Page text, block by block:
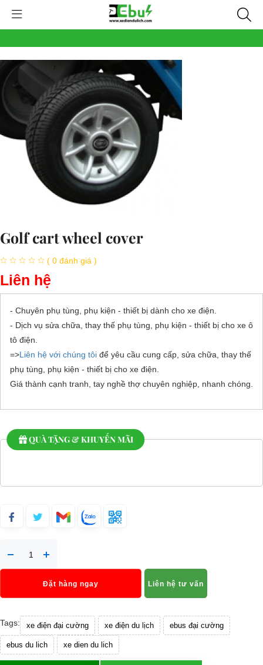
Golf cart wheel cover
( 0 đánh giá )
Liên hệ
- Chuyên phụ tùng, phụ kiện - thiết bị dành cho xe điện.
- Dịch vụ sửa chữa, thay thế phụ tùng, phụ kiện - thiết bị cho xe ô
tô điện.
=>Liên hệ với chúng tôi để yêu cầu cung cấp, sửa chữa, thay thế
phụ tùng, phụ kiện - thiết bị cho xe điện.
Giá thành cạnh tranh, tay nghề thợ chuyên nghiệp, nhanh chóng.
QUÀ TẶNG & KHUYẾN MÃI
Đặt hàng ngay Liên hệ tư vấn
Tags: xe điện đại cường xe điện du lịch ebus đại cường
ebus du lich xe dien du lich